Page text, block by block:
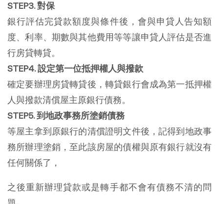
STEP3. 對保
銀行評估完貸款額度與條件後，會與申貸人告知額
度、利率、期數與其他費用等等讓申貸人評估是否進
行房貸轉貸。
STEP4. 設定第一位抵押權人與撥款
確定要辦理房貸轉貸後，轉貸銀行會成為第一抵押權
人與撥款清償屋主原銀行債務。
STEP5. 到地政事務所塗銷債務
等屋主拿到原銀行的清償證明文件後，記得到地政事
務所辦理塗銷，至此該房屋的債權與原有銀行就沒有
任何關係了，
之後重新辦理貸款或是轉手都不會有債務不清的問